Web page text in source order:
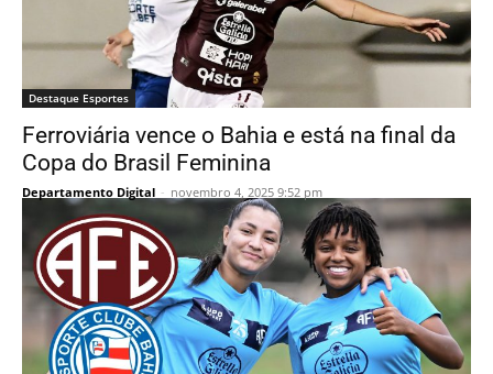
Destaque Esportes
Ferroviária vence o Bahia e está na final da
Copa do Brasil Feminina
Departamento Digital - novembro 4, 2025 9:52 pm